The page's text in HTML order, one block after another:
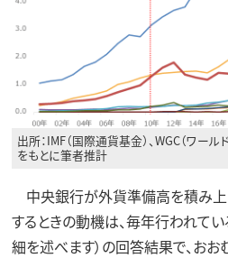
出所：IMF（国際通貨基金）、WGC（ワール
をもとに筆者推計
中央銀行が外貨準備高を積み上
するときの動機は、毎年行われてい
細を述べます）の回答結果で、お